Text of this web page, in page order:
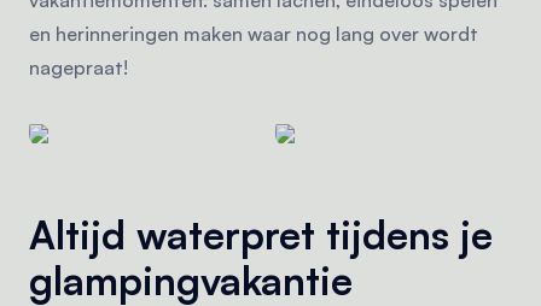
en herinneringen maken waar nog lang over wordt
nagepraat!
Altijd waterpret tijdens je
glampingvakantie